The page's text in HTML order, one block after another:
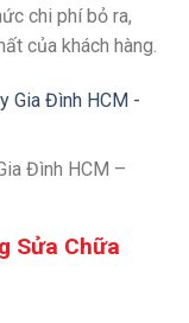
chi phí bỏ ra,
của khách hàng.
Đình HCM –
Sửa Chữa